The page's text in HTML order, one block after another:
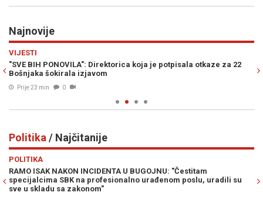
Najnovije
VIJESTI
"SVE BIH PONOVILA": Direktorica koja je potpisala otkaze za 22
Bošnjaka šokirala izjavom
Prije 23 min 0
Politika / Najčitanije
POLITIKA
RAMO ISAK NAKON INCIDENTA U BUGOJNU: "Čestitam
specijalcima SBK na profesionalno urađenom poslu, uradili su
sve u skladu sa zakonom"